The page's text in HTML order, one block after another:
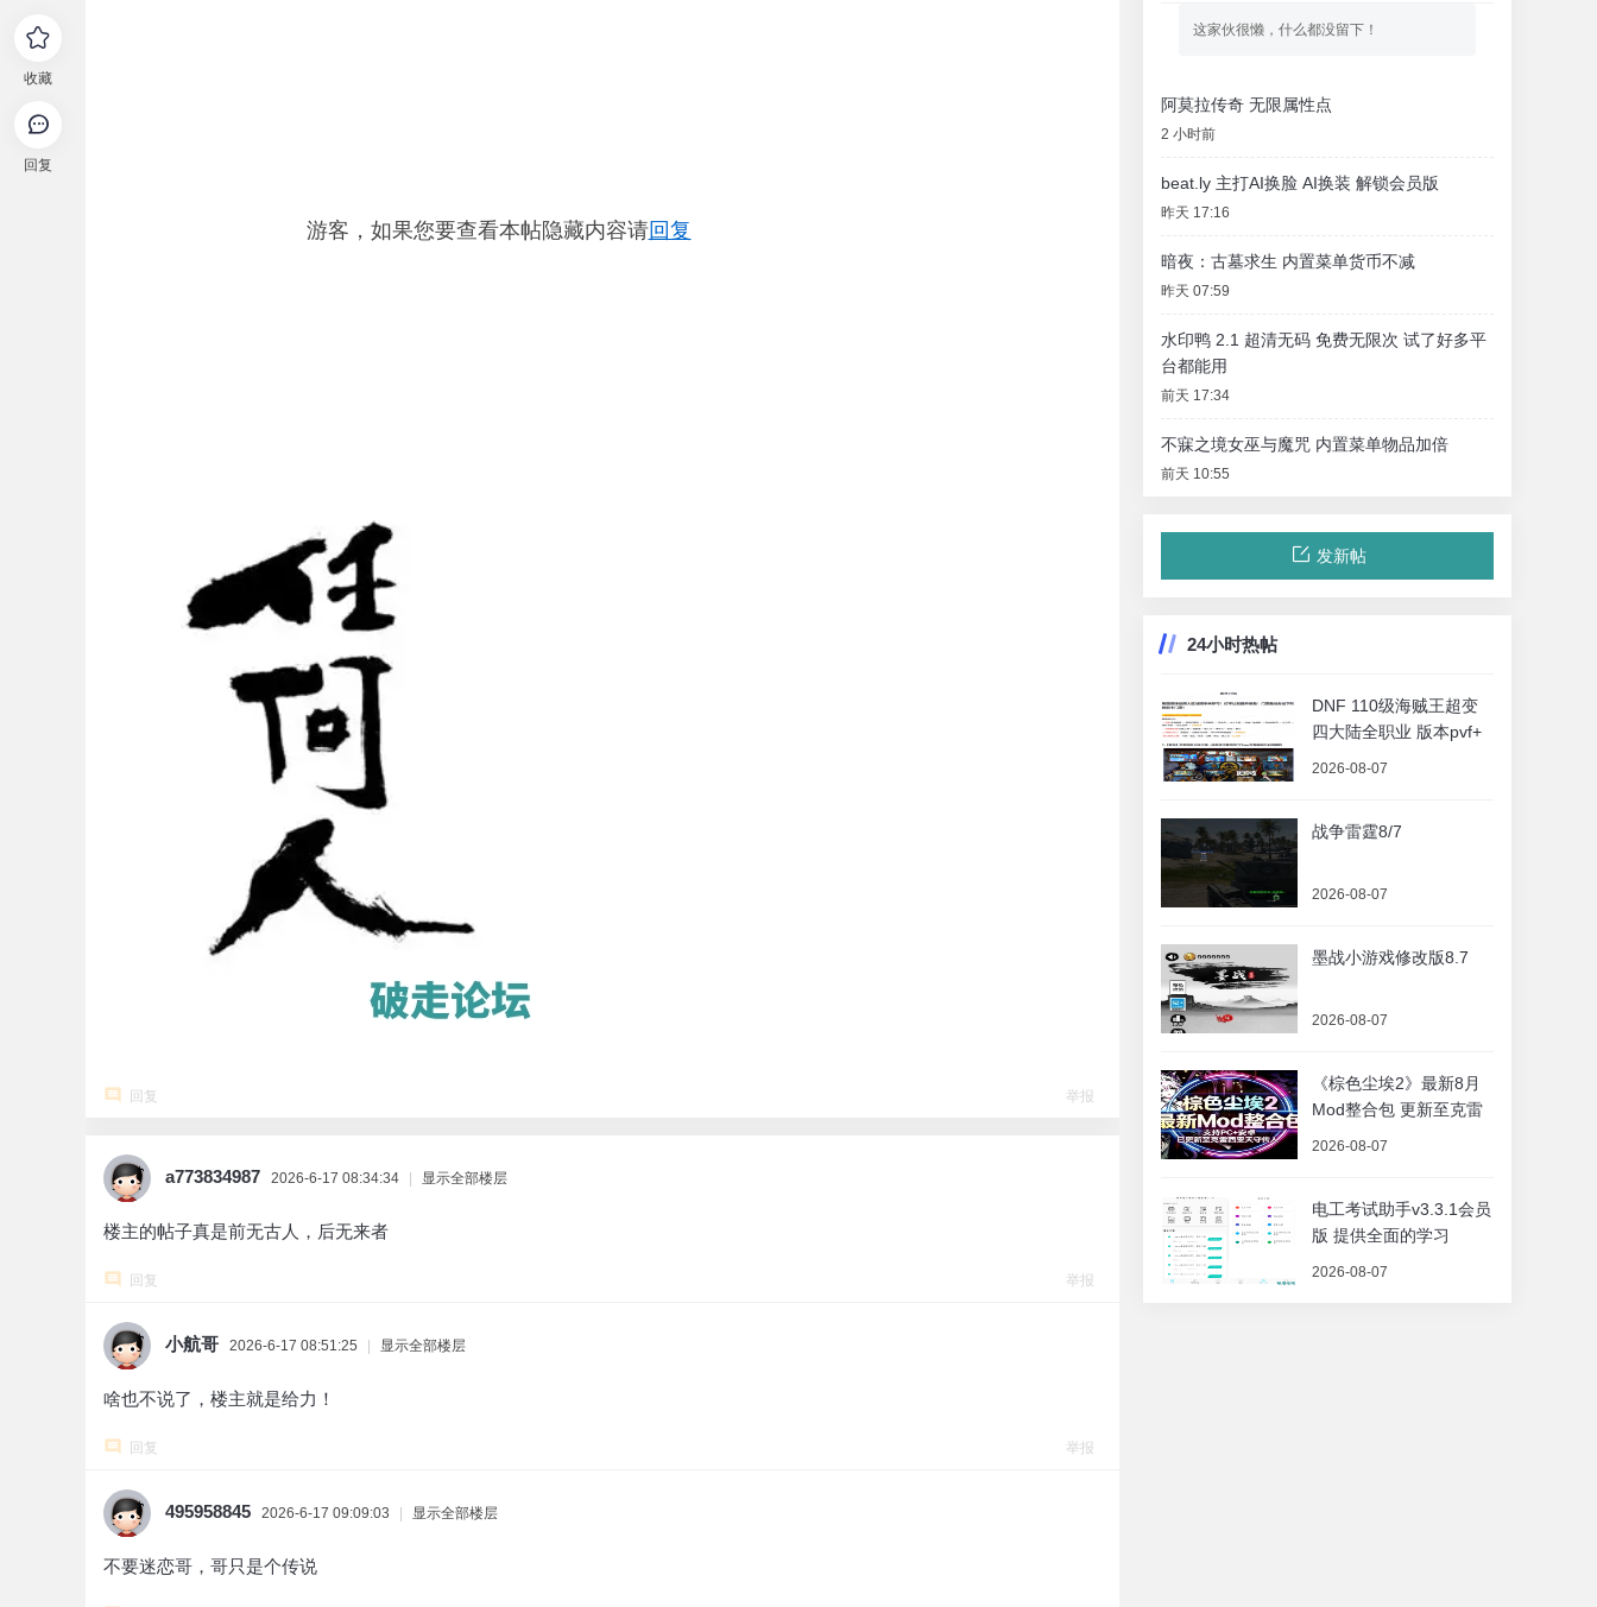
收藏
回复
游客，如果您要查看本帖隐藏内容请回复
回复 举报
a773834987 2026-6-17 08:34:34 显示全部楼层
楼主的帖子真是前无古人，后无来者
回复 举报
小航哥 2026-6-17 08:51:25 显示全部楼层
啥也不说了，楼主就是给力！
回复 举报
495958845 2026-6-17 09:09:03 显示全部楼层
不要迷恋哥，哥只是个传说
这家伙很懒，什么都没留下！
阿莫拉传奇 无限属性点
2 小时前
beat.ly 主打AI换脸 AI换装 解锁会员版
昨天 17:16
暗夜：古墓求生 内置菜单货币不减
昨天 07:59
水印鸭 2.1 超清无码 免费无限次 试了好多平
台都能用
前天 17:34
不寐之境女巫与魔咒 内置菜单物品加倍
前天 10:55
发新帖
24小时热帖
DNF 110级海贼王超变
四大陆全职业 版本pvf+
2026-08-07
战争雷霆8/7
2026-08-07
墨战小游戏修改版8.7
2026-08-07
《棕色尘埃2》最新8月
Mod整合包 更新至克雷
2026-08-07
电工考试助手v3.3.1会员
版 提供全面的学习
2026-08-07